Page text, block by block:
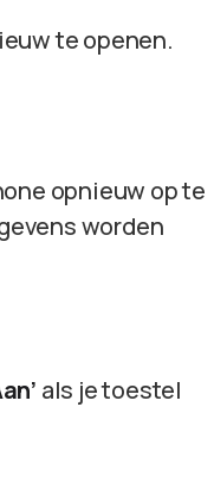
te openen.
opnieuw op te
worden
als je toestel